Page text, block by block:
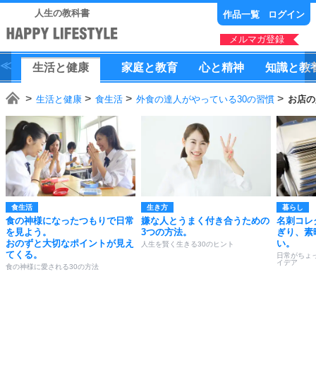
人生の教科書 作品一覧 ログイン
メルマガ登録
生活と健康 家庭と教育 心と精神 知識と教
生活と健康 食生活 外食の達人がやっている30の習慣 お店
食生活
食の神様になったつもりで日常
を見よう。
おのずと大切なポイントが見え
てくる。
食の神様に愛される30の方法
生き方
嫌な人とうまく付き合うための
3つの方法。
人生を賢く生きる30のヒント
暮らし
名刺コレ
ぎり、
い。
日常がちょ
イデア